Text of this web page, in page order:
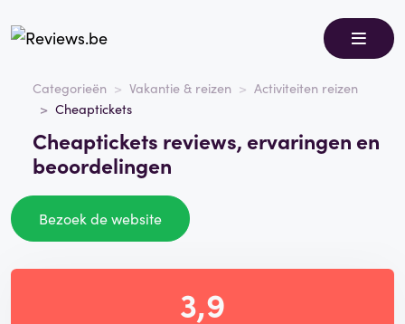
Categorieën Vakantie & reizen
Activiteiten reizen
Cheaptickets
Cheaptickets reviews, ervaringen en
beoordelingen
Bezoek de website
3,9